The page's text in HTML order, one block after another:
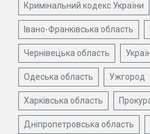
Кримінальний кодекс України
Івано-Франківська область
Чернівецька область
Одеська область Ужгород
Харківська область
Дніпропетровська область